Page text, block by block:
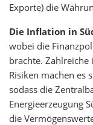
Exporte) die
Die Inflation in
wobei die
brachte.
Risiken machen es
sodass die
Energieerzeugung
die